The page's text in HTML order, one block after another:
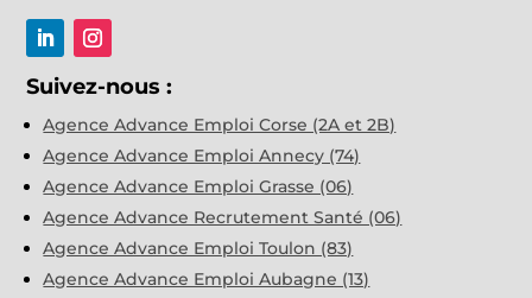
Suivez-nous :
Agence Advance Emploi Corse (2A et 2B)
Agence Advance Emploi Annecy (74)
Agence Advance Emploi Grasse (06)
Agence Advance Recrutement Santé (06)
Agence Advance Emploi Toulon (83)
Agence Advance Emploi Aubagne (13)